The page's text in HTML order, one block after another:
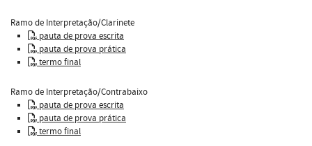
Ramo de Interpretação/Clarinete
pauta de prova escrita
pauta de prova prática
termo final
Ramo de Interpretação/Contrabaixo
pauta de prova escrita
pauta de prova prática
termo final